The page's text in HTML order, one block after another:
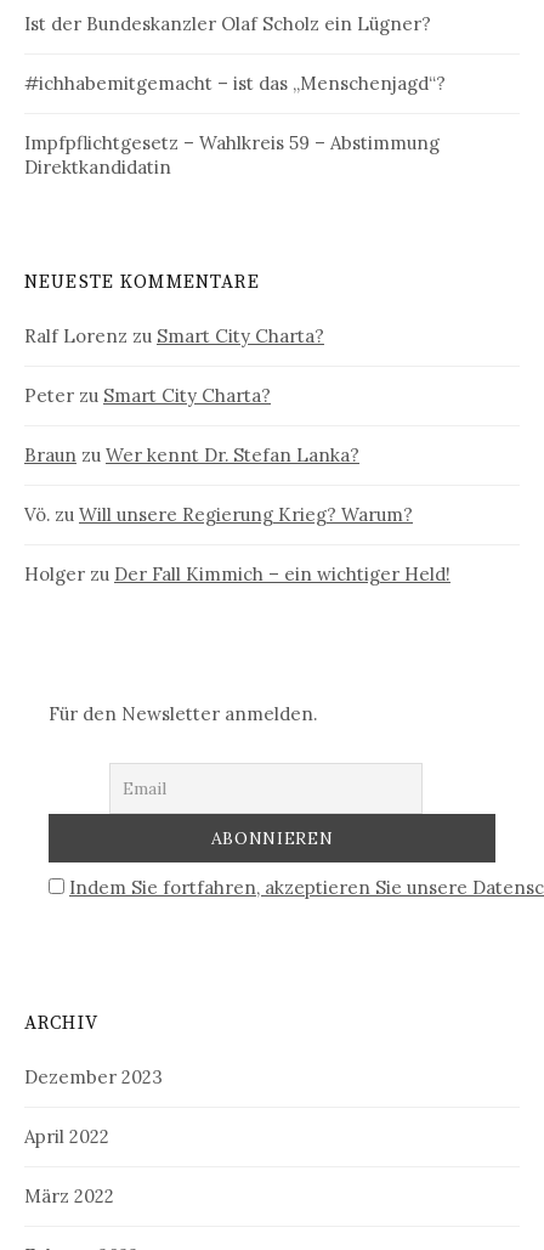
Ist der Bundeskanzler Olaf Scholz ein Lügner?
#ichhabemitgemacht – ist das „Menschenjagd“?
Impfpflichtgesetz – Wahlkreis 59 – Abstimmung
Direktkandidatin
NEUESTE KOMMENTARE
Ralf Lorenz zu Smart City Charta?
Peter zu Smart City Charta?
Braun zu Wer kennt Dr. Stefan Lanka?
Vö. zu Will unsere Regierung Krieg? Warum?
Holger zu Der Fall Kimmich – ein wichtiger Held!
Für den Newsletter anmelden.
Indem Sie fortfahren, akzeptieren Sie unsere
ARCHIV
Dezember 2023
April 2022
März 2022